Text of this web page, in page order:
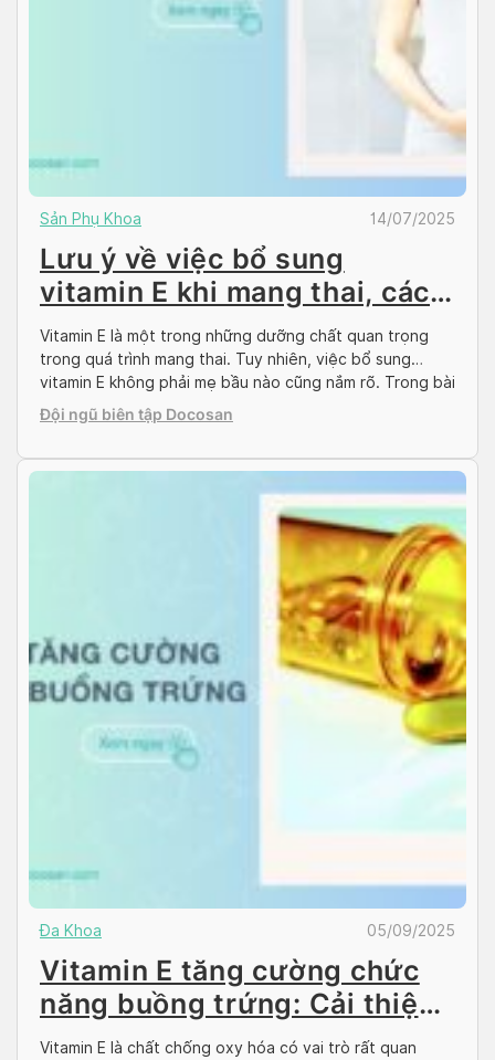
Sản Phụ Khoa 14/07/2025
Lưu ý về việc bổ sung
vitamin E khi mang thai, cách
bổ sung hiệu quả
Vitamin E là một trong những dưỡng chất quan trọng
trong quá trình mang thai. Tuy nhiên, việc bổ sung
vitamin E không phải mẹ bầu nào cũng nắm rõ. Trong bài
viết dưới đây, hãy cùng Docosan tìm hiểu những lưu ý
về việc bổ sung vitamin E khi mang thai để có một […]
Đội ngũ biên tập Docosan
Đa Khoa 05/09/2025
Vitamin E tăng cường chức
năng buồng trứng: Cải thiện
hiệu quả sinh sản
Vitamin E là chất chống oxy hóa có vai trò rất quan